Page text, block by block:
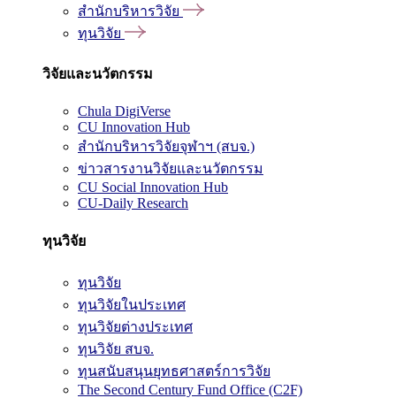
สำนักบริหารวิจัย
ทุนวิจัย
วิจัยและนวัตกรรม
Chula DigiVerse
CU Innovation Hub
สำนักบริหารวิจัยจุฬาฯ (สบจ.)
ข่าวสารงานวิจัยและนวัตกรรม
CU Social Innovation Hub
CU-Daily Research
ทุนวิจัย
ทุนวิจัย
ทุนวิจัยในประเทศ
ทุนวิจัยต่างประเทศ
ทุนวิจัย สบจ.
ทุนสนับสนุนยุทธศาสตร์การวิจัย
The Second Century Fund Office (C2F)